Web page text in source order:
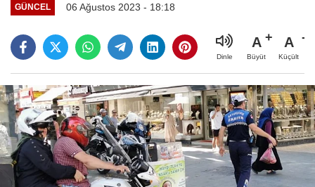
GÜNCEL 06 Ağustos 2023 - 18:18
Dinle
A
Büyüt
A
Küçült